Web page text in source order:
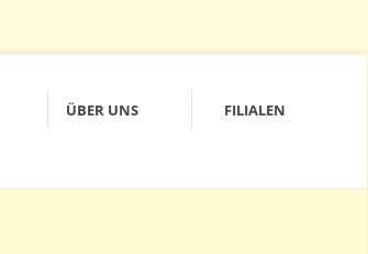
ÜBER UNS FILIALEN